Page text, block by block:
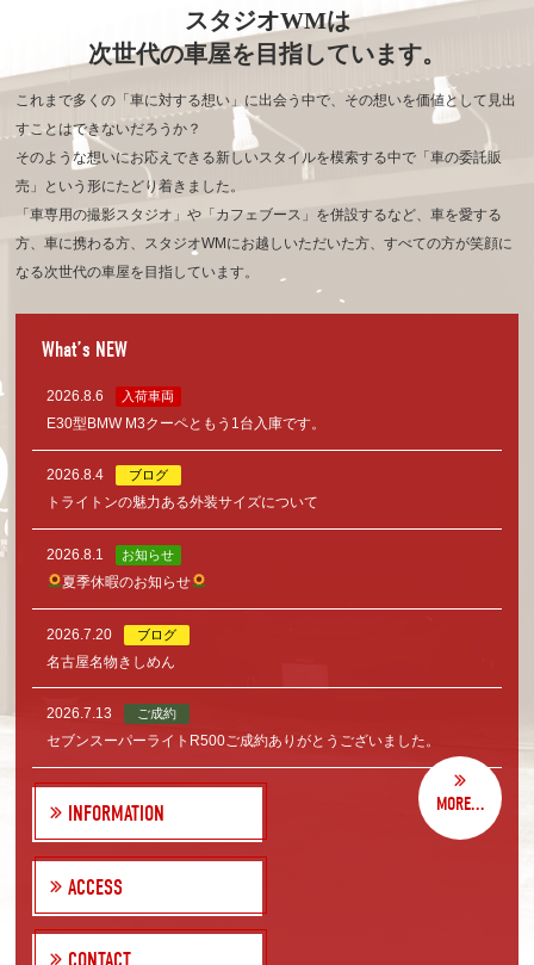
スタジオWMは
次世代の車屋を目指しています。
これまで多くの「車に対する想い」に出会う中で、その想いを価値として見出
すことはできないだろうか？
そのような想いにお応えできる新しいスタイルを模索する中で「車の委託販
売」という形にたどり着きました。
「車専用の撮影スタジオ」や「カフェブース」を併設するなど、車を愛する
方、車に携わる方、 スタジオWMにお越しいただいた方、すべての方が笑顔に
なる次世代の車屋を目指しています。
What’s NEW
2026.8.6 入荷車両
E30型BMW M3クーペともう1台入庫です。
2026.8.4 ブログ
トライトンの魅力ある外装サイズについて
2026.8.1 お知らせ
夏季休暇のお知らせ
2026.7.20 ブログ
名古屋名物きしめん
2026.7.13 ご成約
セブンスーパーライトR500ご成約ありがとうございました。
MORE...
INFORMATION
ACCESS